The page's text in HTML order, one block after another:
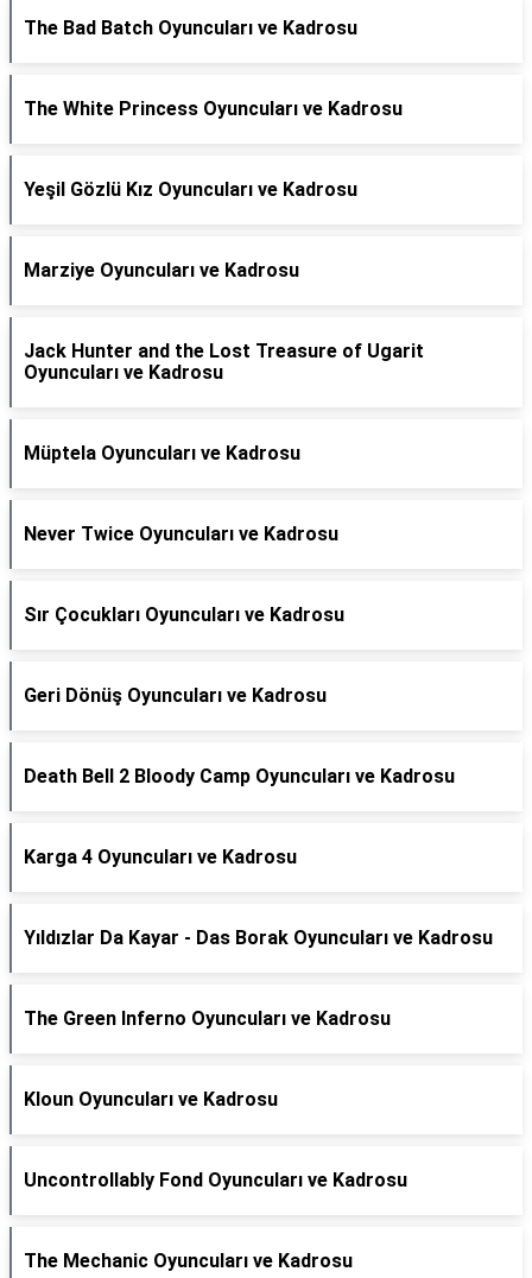
The Bad Batch Oyuncuları ve Kadrosu
The White Princess Oyuncuları ve Kadrosu
Yeşil Gözlü Kız Oyuncuları ve Kadrosu
Marziye Oyuncuları ve Kadrosu
Jack Hunter and the Lost Treasure of Ugarit
Oyuncuları ve Kadrosu
Müptela Oyuncuları ve Kadrosu
Never Twice Oyuncuları ve Kadrosu
Sır Çocukları Oyuncuları ve Kadrosu
Geri Dönüş Oyuncuları ve Kadrosu
Death Bell 2 Bloody Camp Oyuncuları ve Kadrosu
Karga 4 Oyuncuları ve Kadrosu
Yıldızlar Da Kayar - Das Borak Oyuncuları ve Kadrosu
The Green Inferno Oyuncuları ve Kadrosu
Kloun Oyuncuları ve Kadrosu
Uncontrollably Fond Oyuncuları ve Kadrosu
The Mechanic Oyuncuları ve Kadrosu